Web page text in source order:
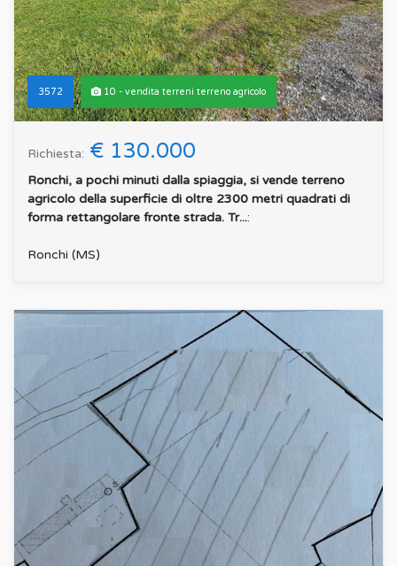
3572 10 - vendita terreni terreno agricolo
Richiesta: € 130.000
Ronchi, a pochi minuti dalla spiaggia, si vende terreno
agricolo della superficie di oltre 2300 metri quadrati di
forma rettangolare fronte strada. Tr...:
Ronchi (MS)